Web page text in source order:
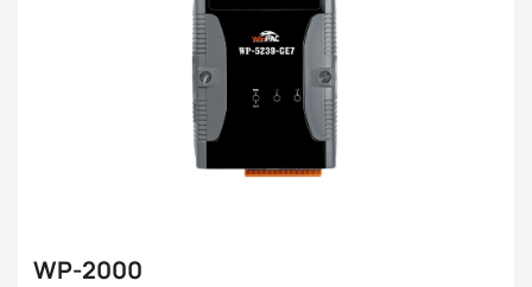
WP-2000